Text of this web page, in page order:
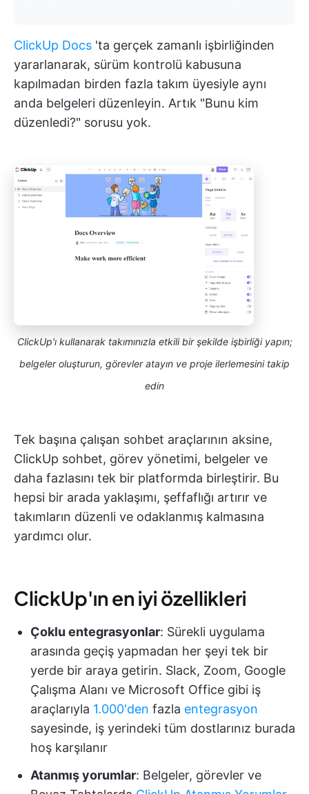
ClickUp Docs 'ta gerçek zamanlı işbirliğinden
yararlanarak, sürüm kontrolü kabusuna
kapılmadan birden fazla takım üyesiyle aynı
anda belgeleri düzenleyin. Artık "Bunu kim
düzenledi?" sorusu yok.
ClickUp'ı kullanarak takımınızla etkili bir şekilde işbirliği yapın;
belgeler oluşturun, görevler atayın ve proje ilerlemesini takip
edin
Tek başına çalışan sohbet araçlarının aksine,
ClickUp sohbet, görev yönetimi, belgeler ve
daha fazlasını tek bir platformda birleştirir. Bu
hepsi bir arada yaklaşımı, şeffaflığı artırır ve
takımların düzenli ve odaklanmış kalmasına
yardımcı olur.
ClickUp'ın en iyi özellikleri
Çoklu entegrasyonlar: Sürekli uygulama
arasında geçiş yapmadan her şeyi tek bir
yerde bir araya getirin. Slack, Zoom, Google
Çalışma Alanı ve Microsoft Office gibi iş
araçlarıyla 1.000'den fazla entegrasyon
sayesinde, iş yerindeki tüm dostlarınız burada
hoş karşılanır
Atanmış yorumlar: Belgeler, görevler ve